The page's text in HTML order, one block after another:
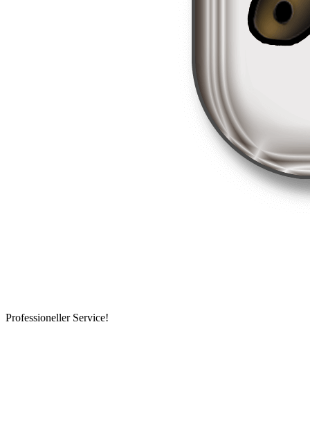
Professioneller Service!